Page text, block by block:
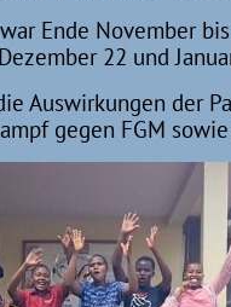
Ende November
22 und
Auswirkungen der
gegen FGM